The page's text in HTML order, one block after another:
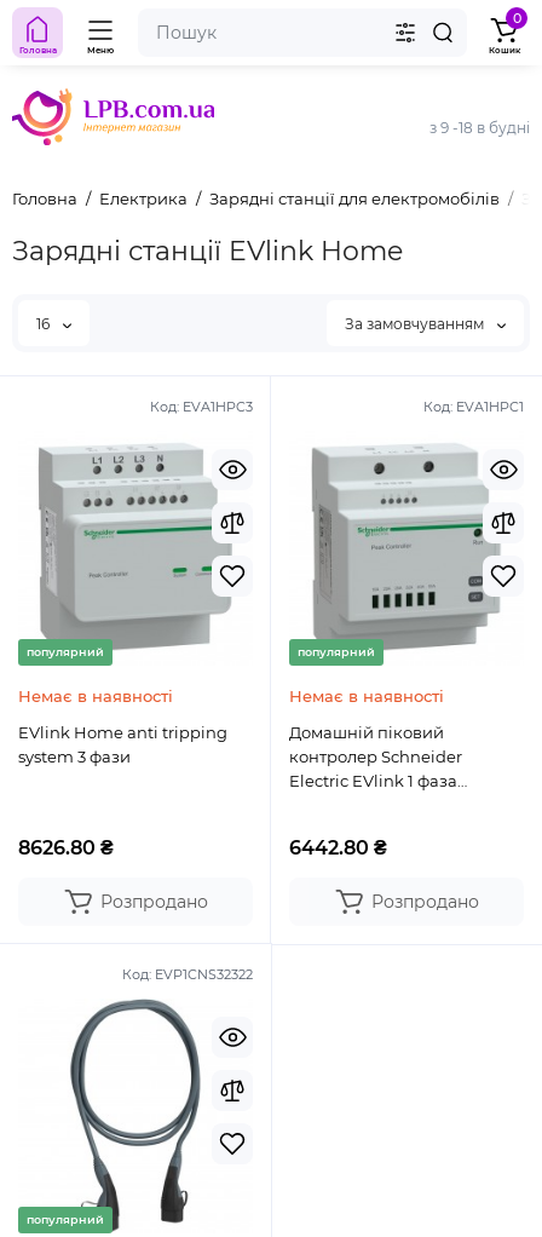
з 9 -18 в будні
Головна Меню
0
Кошик
Головна Електрика Зарядні станції для електромобілів
Зарядні станції EVlink Home
16 За замовчуванням
Код: EVA1HPC3
популярний
Немає в наявності
EVlink Home anti tripping
system 3 фази
8626.80 ₴
Розпродано
Код: EVA1HPC1
популярний
Немає в наявності
Домашній піковий
контролер Schneider
Electric EVlink 1 фаза
6442.80 ₴
Розпродано
Код: EVP1CNS32322
популярний